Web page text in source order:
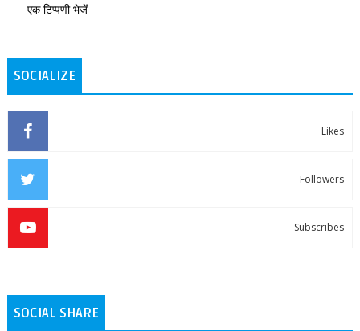
एक टिप्पणी भेजें
SOCIALIZE
Likes
Followers
Subscribes
SOCIAL SHARE